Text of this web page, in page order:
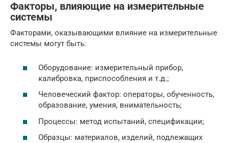
Факторы, влияющие на измерительные
системы
Факторами, оказывающими влияние на измерительные
системы могут быть:
Оборудование: измерительный прибор,
калибровка, приспособления и т.д.;
Человеческий фактор: операторы, обученность,
образование, умения, внимательность;
Процессы: метод испытаний, спецификации;
Образцы: материалов, изделий, подлежащих